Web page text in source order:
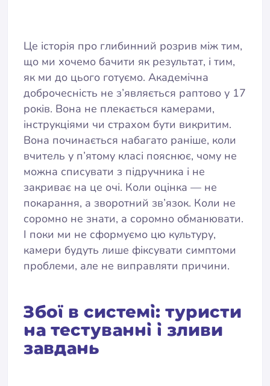
Це історія про глибинний розрив між тим,
що ми хочемо бачити як результат, і тим,
як ми до цього готуємо. Академічна
доброчесність не з’являється раптово у 17
років. Вона не плекається камерами,
інструкціями чи страхом бути викритим.
Вона починається набагато раніше, коли
вчитель у п’ятому класі пояснює, чому не
можна списувати з підручника і не
закриває на це очі. Коли оцінка — не
покарання, а зворотний зв’язок. Коли не
соромно не знати, а соромно обманювати.
І поки ми не сформуємо цю культуру,
камери будуть лише фіксувати симптоми
проблеми, але не виправляти причини.
Збої в системі: туристи
на тестуванні і зливи
завдань